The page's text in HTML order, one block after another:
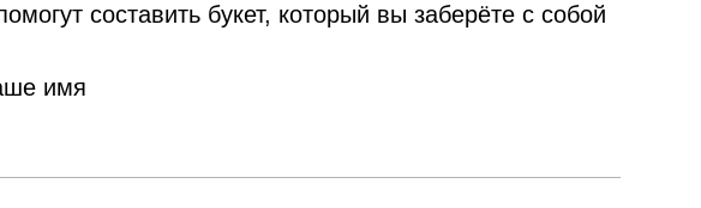
составить букет, который вы заберёте с собой
имя